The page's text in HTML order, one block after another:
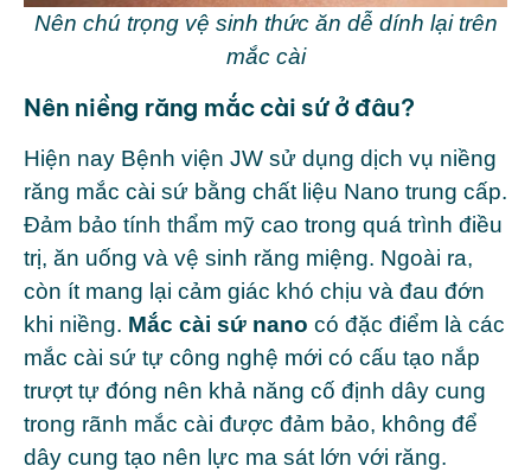
Nên chú trọng vệ sinh thức ăn dễ dính lại trên
mắc cài
Nên niềng răng mắc cài sứ ở đâu?
Hiện nay Bệnh viện JW sử dụng dịch vụ niềng
răng mắc cài sứ bằng chất liệu Nano trung cấp.
Đảm bảo tính thẩm mỹ cao trong quá trình điều
trị, ăn uống và vệ sinh răng miệng. Ngoài ra,
còn ít mang lại cảm giác khó chịu và đau đớn
khi niềng. Mắc cài sứ nano có đặc điểm là các
mắc cài sứ tự công nghệ mới có cấu tạo nắp
trượt tự đóng nên khả năng cố định dây cung
trong rãnh mắc cài được đảm bảo, không để
dây cung tạo nên lực ma sát lớn với răng.